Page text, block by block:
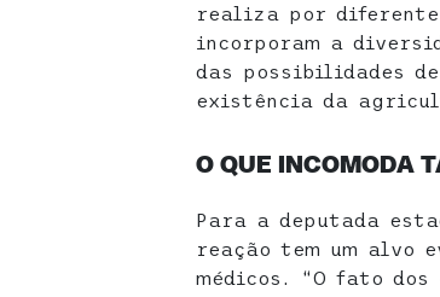
realiza por
incorporam a
das possibilidades
existência da
O QUE INCOMODA
Para a deputada
reação tem um alvo
médicos. “O fato dos